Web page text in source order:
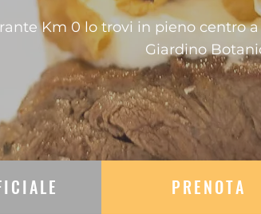
Km 0 lo trovi in pieno centro
Giardino
PRENOTA